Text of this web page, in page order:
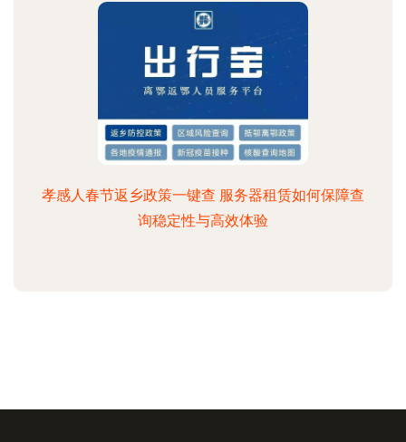
孝感人春节返乡政策一键查 服务器租赁如何保障查
询稳定性与高效体验